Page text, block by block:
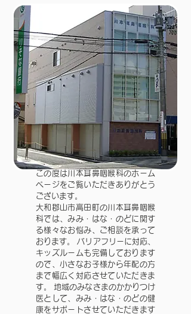
この度は川本耳鼻咽喉科のホーム
ページをご覧いただきありがとう
ございます。
大和郡山市高田町の川本耳鼻咽喉
科では、みみ・はな・のどに関す
る様々なお悩み、ご相談を承って
おります。 バリアフリーに対応、
キッズルームも完備しております
ので、小さなお子様から年配の方
まで幅広く対応させていただきま
す。 地域のみなさまのかかりつけ
医として、みみ・はな・のどの健
康をサポートさせていただきます